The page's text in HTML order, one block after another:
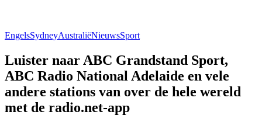
EngelsSydneyAustraliëNieuwsSport
Luister naar ABC Grandstand Sport,
ABC Radio National Adelaide en vele
andere stations van over de hele wereld
met de radio.net-app